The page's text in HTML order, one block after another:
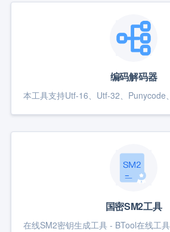
编码解码器
国密SM2工具